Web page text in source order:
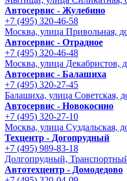
Автосервис - Жулебино
+7 (495) 320-46-58
Москва, улица Привольная,
Автосервис - Отрадное
+7 (495) 320-46-48
Москва, улица Декабристов,
Автосервис - Балашиха
+7 (495) 320-27-45
Балашиха, улица Советская,
Автосервис - Новокосино
+7 (495) 320-27-10
Москва, улица Суздальская,
Техцентр - Догопрудный
+7 (495) 989-83-18
Долгопрудный,
Автотехцентр - Домодедово